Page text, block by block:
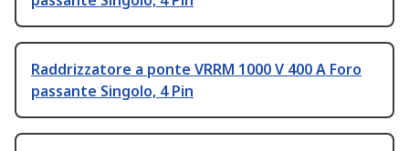
Raddrizzatore a ponte VRRM 1000 V 400 A Foro
passante Singolo, 4 Pin